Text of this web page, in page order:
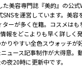
美容専門誌『美的』の公式
を運営しています。美容
ーが多く在籍。コスメは
報をどこよりも早く詳しく
りやすい全色スウォッチが
ュース記事制作が大得意。
夜20時に更新中です。